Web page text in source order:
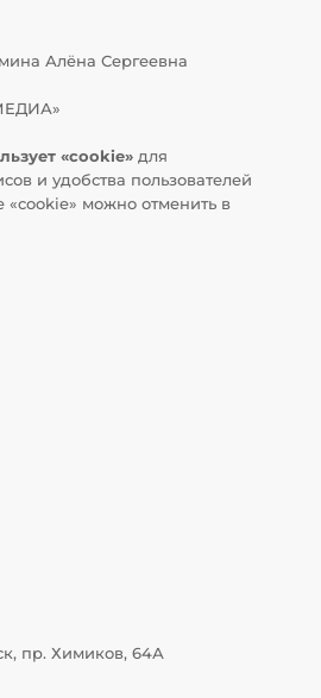
Алёна Сергеевна
«cookie» для
и удобства пользователей
«cookie» можно отменить в
пр. Химиков, 64А